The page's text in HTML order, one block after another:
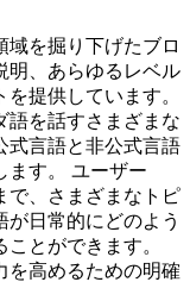
域を掘り下げたブロ
明、あらゆるレベル
提供しています。
語を話すさまざまな
式言語と非公式言語
ます。 ユーザー
で、さまざまなトピ
が日常的にどのよう
とができます。
を高めるための明確